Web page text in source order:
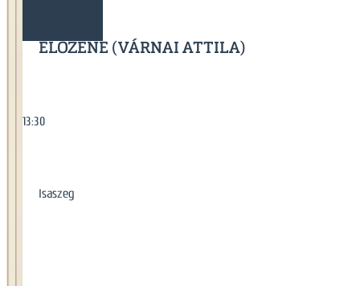
ÉLŐZENE (VÁRNAI ATTILA)
13:30
Isaszeg